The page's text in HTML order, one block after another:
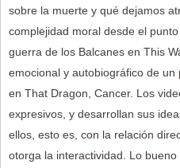
sobre la muerte y qué dejamos
complejidad moral desde el
guerra de los Balcanes en This
emocional y autobiográfico de
en That Dragon, Cancer. Los
expresivos, y desarrollan sus
ellos, esto es, con la relación
otorga la interactividad. Lo